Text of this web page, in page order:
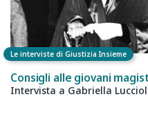
Le interviste di Giustizia Insieme
Consigli alle giovani
Intervista a Gabriella